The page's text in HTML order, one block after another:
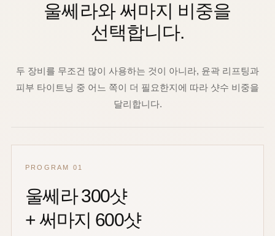
울쎄라와 써마지 비중을
선택합니다.
두 장비를 무조건 많이 사용하는 것이 아니라, 윤곽 리프팅과
피부 타이트닝 중 어느 쪽이 더 필요한지에 따라 샷수 비중을
달리합니다.
PROGRAM 01
울쎄라 300샷
+ 써마지 600샷